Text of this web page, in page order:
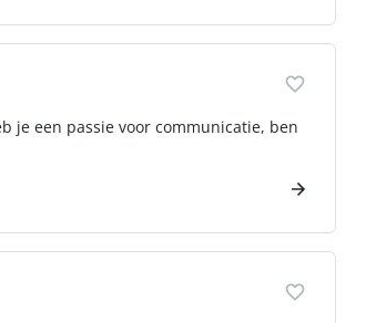
je een passie voor communicatie, ben